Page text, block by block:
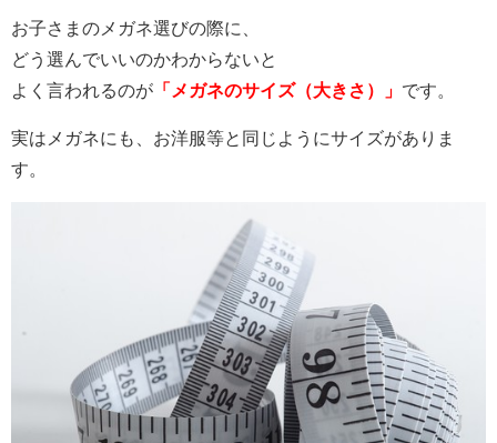
お子さまのメガネ選びの際に、
どう選んでいいのかわからないと
よく言われるのが 「メガネのサイズ（大きさ）」 です。
実はメガネにも、お洋服等と同じようにサイズがありま
す。